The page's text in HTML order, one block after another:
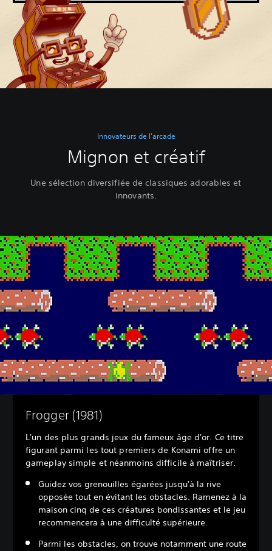
Innovateurs de l'arcade
Mignon et créatif
Une sélection diversifiée de classiques adorables et
innovants.
Frogger (1981)
L'un des plus grands jeux du fameux âge d'or. Ce titre
figurant parmi les tout premiers de Konami offre un
gameplay simple et néanmoins difficile à maîtriser.
Guidez vos grenouilles égarées jusqu'à la rive
opposée tout en évitant les obstacles. Ramenez à la
maison cinq de ces créatures bondissantes et le jeu
recommencera à une difficulté supérieure.
Parmi les obstacles, on trouve notamment une route